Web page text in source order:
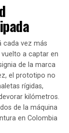
cada vez más
a captar en
de la marca
el prototipo no
rígidas,
kilómetros.
de la máquina
en Colombia